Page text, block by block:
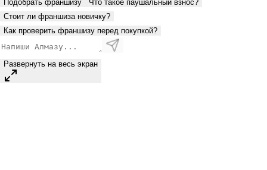
Подобрать франшизу
Что такое паушальный взнос?
Стоит ли франшиза новичку?
Как проверить франшизу перед покупкой?
Развернуть на весь экран